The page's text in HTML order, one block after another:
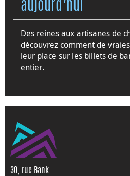
aujourd’hui
Des reines aux artisanes de
découvrez comment de
leur place sur les billets de
entier.
30, rue Bank